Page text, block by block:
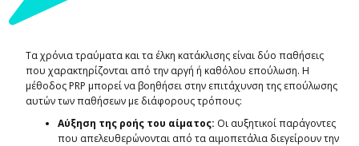
Τα χρόνια τραύματα και τα έλκη κατάκλισης είναι δύο παθήσεις
που χαρακτηρίζονται από την αργή ή καθόλου επούλωση. Η
μέθοδος PRP μπορεί να βοηθήσει στην επιτάχυνση της επούλωσης
αυτών των παθήσεων με διάφορους τρόπους:
Αύξηση της ροής του αίματος: Οι αυξητικοί παράγοντες
που απελευθερώνονται από τα αιμοπετάλια διεγείρουν την